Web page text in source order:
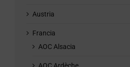
Austria
Francia
AOC Alsacia